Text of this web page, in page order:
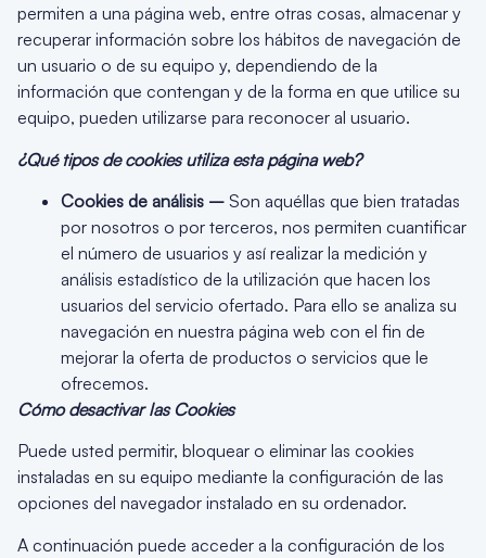
permiten a una página web, entre otras cosas, almacenar y
recuperar información sobre los hábitos de navegación de
un usuario o de su equipo y, dependiendo de la
información que contengan y de la forma en que utilice su
equipo, pueden utilizarse para reconocer al usuario.
¿Qué tipos de cookies utiliza esta página web?
Cookies de análisis – Son aquéllas que bien tratadas
por nosotros o por terceros, nos permiten cuantificar
el número de usuarios y así realizar la medición y
análisis estadístico de la utilización que hacen los
usuarios del servicio ofertado. Para ello se analiza su
navegación en nuestra página web con el fin de
mejorar la oferta de productos o servicios que le
ofrecemos.
Cómo desactivar las Cookies
Puede usted permitir, bloquear o eliminar las cookies
instaladas en su equipo mediante la configuración de las
opciones del navegador instalado en su ordenador.
A continuación puede acceder a la configuración de los